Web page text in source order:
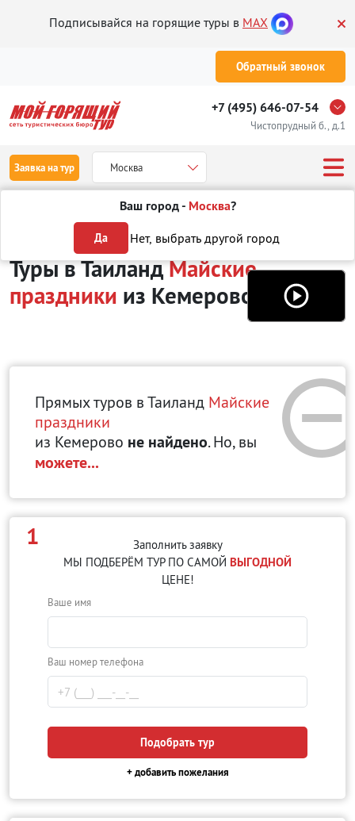
Подписывайся на горящие туры в MAX
Обратный звонок
+7 (495) 646-07-54
Чистопрудный б., д.1
Заявка на тур Москва
Ваш город - Москва?
Да Нет, выбрать другой город
Отдых в Таиланде Туры на Майские праздники
Туры в ТаиландМайские
праздники из Кемерово
Прямых туров в Таиланд Майские
праздники
из Кемерово не найдено. Но, вы
можете...
1
Заполнить заявку
МЫ ПОДБЕРЁМ ТУР ПО САМОЙ ВЫГОДНОЙ
ЦЕНЕ!
Ваше имя
Ваш номер телефона
Подобрать тур
+ добавить пожелания